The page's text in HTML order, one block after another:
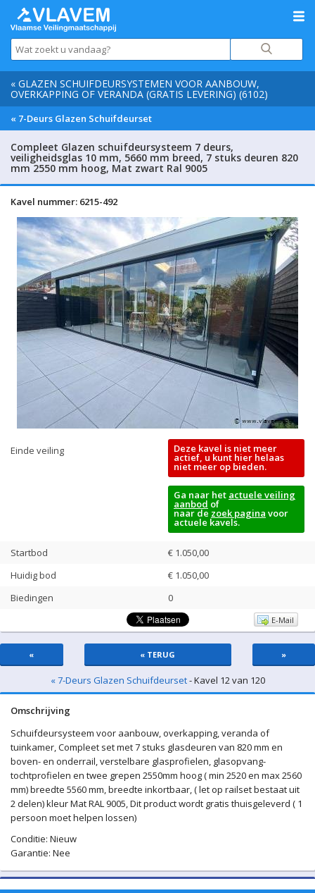
« GLAZEN SCHUIFDEURSYSTEMEN VOOR AANBOUW,
OVERKAPPING OF VERANDA (GRATIS LEVERING) (6102)
« 7-Deurs Glazen Schuifdeurset
Compleet Glazen schuifdeursysteem 7 deurs,
veiligheidsglas 10 mm, 5660 mm breed, 7 stuks deuren 820
mm 2550 mm hoog, Mat zwart Ral 9005
Kavel nummer: 6215-492
Einde veiling Deze kavel is niet meer
actief, u kunt hier helaas
niet meer op bieden.
Ga naar het actuele veiling
aanbod of
naar de zoek pagina voor
actuele kavels.
Startbod
€ 1.050,00
Huidig bod
€ 1.050,00
Biedingen
0
E-Mail
« « TERUG »
« 7-Deurs Glazen Schuifdeurset- Kavel 12 van 120
Omschrijving
Schuifdeursysteem voor aanbouw, overkapping, veranda of
tuinkamer, Compleet set met 7 stuks glasdeuren van 820 mm en
boven- en onderrail, verstelbare glasprofielen, glasopvang-
tochtprofielen en twee grepen 2550mm hoog ( min 2520 en max 2560
mm) breedte 5560 mm, breedte inkortbaar, ( let op railset bestaat uit
2 delen) kleur Mat RAL 9005, Dit product wordt gratis thuisgeleverd ( 1
persoon moet helpen lossen)
Conditie: Nieuw
Garantie: Nee